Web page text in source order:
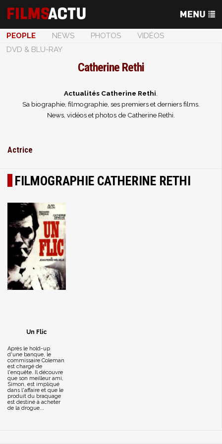
PEOPLE NEWS PHOTOS
VIDÉOS
DVD & BLU-RAY
Catherine Rethi
Actualités Catherine Rethi
Sa biographie, filmographie, ses premiers et derniers films.
News, vidéos et photos de Catherine Rethi.
Actrice
FILMOGRAPHIE CATHERINE RETHI
Un Flic
Après le hold-up
d'une banque, le
commissaire Coleman
est chargé de
l'enquête. Il découvre
que son meilleur ami,
Simon, est impliqué
dans l'affaire et que le
produit du braquage
est destiné à acheter
de la drogue...